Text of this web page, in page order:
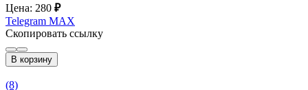
Цена: 280 ₽
Telegram MAX
Скопировать ссылку
В корзину
(8)